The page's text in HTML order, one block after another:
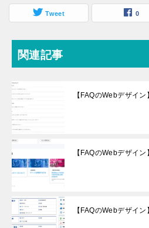
Tweet 0
関連記事
【FAQのWebデザイ
【FAQのWebデザイ
【FAQのWebデザイ